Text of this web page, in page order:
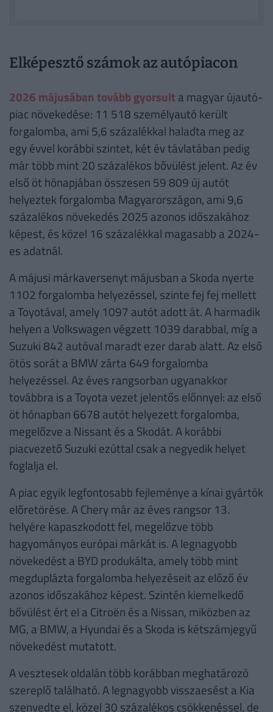
Elképesztő számok az autópiacon
2026 májusában tovább gyorsult a magyar újautó-
piac növekedése: 11 518 személyautó került
forgalomba, ami 5,6 százalékkal haladta meg az
egy évvel korábbi szintet, két év távlatában pedig
már több mint 20 százalékos bővülést jelent. Az év
első öt hónapjában összesen 59 809 új autót
helyeztek forgalomba Magyarországon, ami 9,6
százalékos növekedés 2025 azonos időszakához
képest, és közel 16 százalékkal magasabb a 2024-
es adatnál.
A májusi márkaversenyt májusban a Skoda nyerte
1102 forgalomba helyezéssel, szinte fej fej mellett
a Toyotával, amely 1097 autót adott át. A harmadik
helyen a Volkswagen végzett 1039 darabbal, míg a
Suzuki 842 autóval maradt ezer darab alatt. Az első
ötös sorát a BMW zárta 649 forgalomba
helyezéssel. Az éves rangsorban ugyanakkor
továbbra is a Toyota vezet jelentős előnnyel: az első
öt hónapban 6678 autót helyezett forgalomba,
megelőzve a Nissant és a Skodát. A korábbi
piacvezető Suzuki ezúttal csak a negyedik helyet
foglalja el.
A piac egyik legfontosabb fejleménye a kínai gyártók
előretörése. A Chery már az éves rangsor 13.
helyére kapaszkodott fel, megelőzve több
hagyományos európai márkát is. A legnagyobb
növekedést a BYD produkálta, amely több mint
megduplázta forgalomba helyezéseit az előző év
azonos időszakához képest. Szintén kiemelkedő
bővülést ért el a Citroën és a Nissan, miközben az
MG, a BMW, a Hyundai és a Skoda is kétszámjegyű
növekedést mutatott.
A vesztesek oldalán több korábban meghatározó
szereplő található. A legnagyobb visszaesést a Kia
szenvedte el, közel 30 százalékos csökkenéssel, de